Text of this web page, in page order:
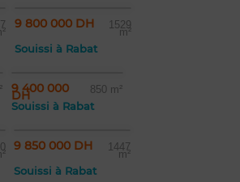
9 800 000 DH 1529
m²
Souissi à Rabat
9 400 000
DH 850 m²
Souissi à Rabat
9 850 000 DH 1447
m²
Souissi à Rabat